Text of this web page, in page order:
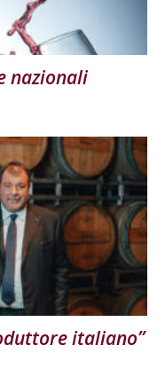
nazionali
italiano”